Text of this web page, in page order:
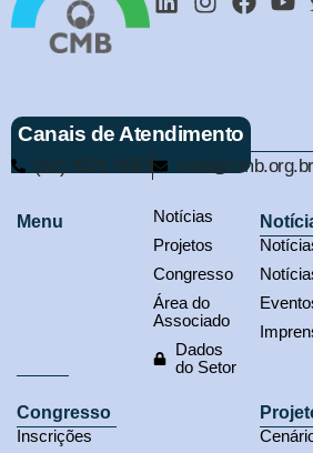
Canais de Atendimento
(61) 3321-9563 cmb@cmb.org.br
Menu
Notícias
Projetos
Congresso
Área do
Associado
Dados
do Setor
Congresso
Inscrições